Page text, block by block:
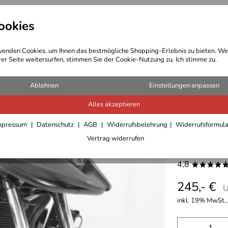
Cookies, um Ihnen das bestmögliche Shopping-Erlebnis zu bieten.
Seite weitersurfen, stimmen Sie der Cookie-Nutzung zu. Ich stimme zu.
Ablehnen Einstellungen anpassen
Alles akzeptieren
Datenschutz AGB Widerrufsbelehrung
Vertrag widerrufen
Bekleidung Outdoor Ausrüstung
Schutzbügel
Hepco
4,8
245,- €
inkl. 19%